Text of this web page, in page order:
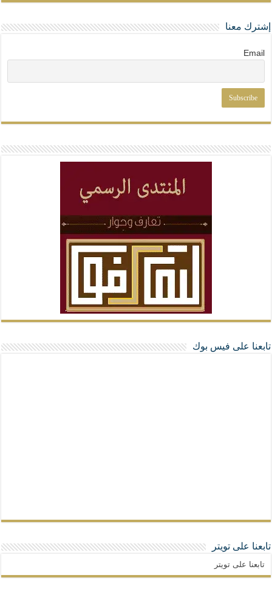
إشترك معنا
Email
تابعنا على فيس بوك
تابعنا على تويتر
تابعنا على تويتر